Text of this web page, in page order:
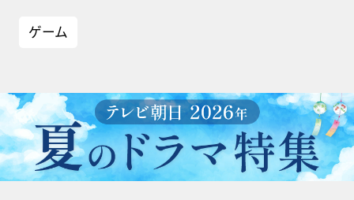
ゲーム